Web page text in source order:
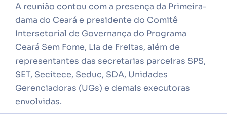
A reunião contou com a presença da Primeira-
dama do Ceará e presidente do Comitê
Intersetorial de Governança do Programa
Ceará Sem Fome, Lia de Freitas, além de
representantes das secretarias parceiras SPS,
SET, Secitece, Seduc, SDA, Unidades
Gerenciadoras (UGs) e demais executoras
envolvidas.